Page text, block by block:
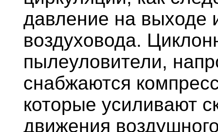
давление на выходе
воздуховода.
пылеуловители,
снабжаются
которые усиливают
движения